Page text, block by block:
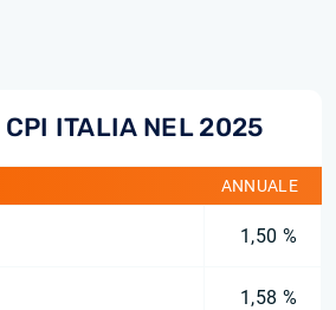
ITALIA NEL 2025
ANNUALE
1,50 %
1,58 %